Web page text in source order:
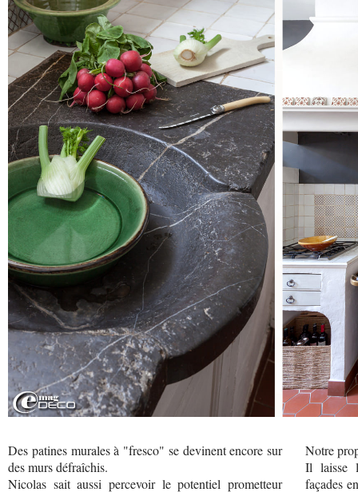
Des patines murales à "fresco" se devinent encore sur
des murs défraîchis.
Nicolas sait aussi percevoir le potentiel prometteur
Notre
Il laisse
façades